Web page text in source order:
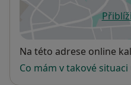
Dostupnost
Na této adrese online
Co mám v takové situaci